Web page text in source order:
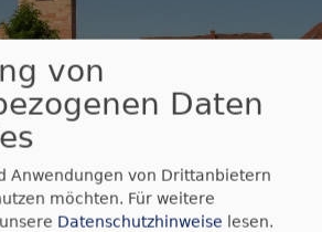
von
Daten
Anwendungen von Drittanbietern
möchten. Für weitere
Datenschutzhinweise lesen.